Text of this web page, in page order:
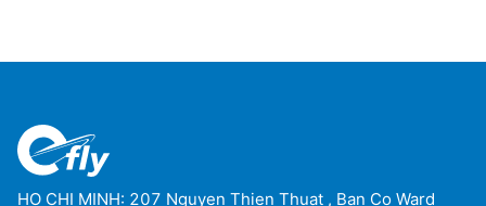
HO CHI MINH: 207 Nguyen Thien Thuat , Ban Co Ward